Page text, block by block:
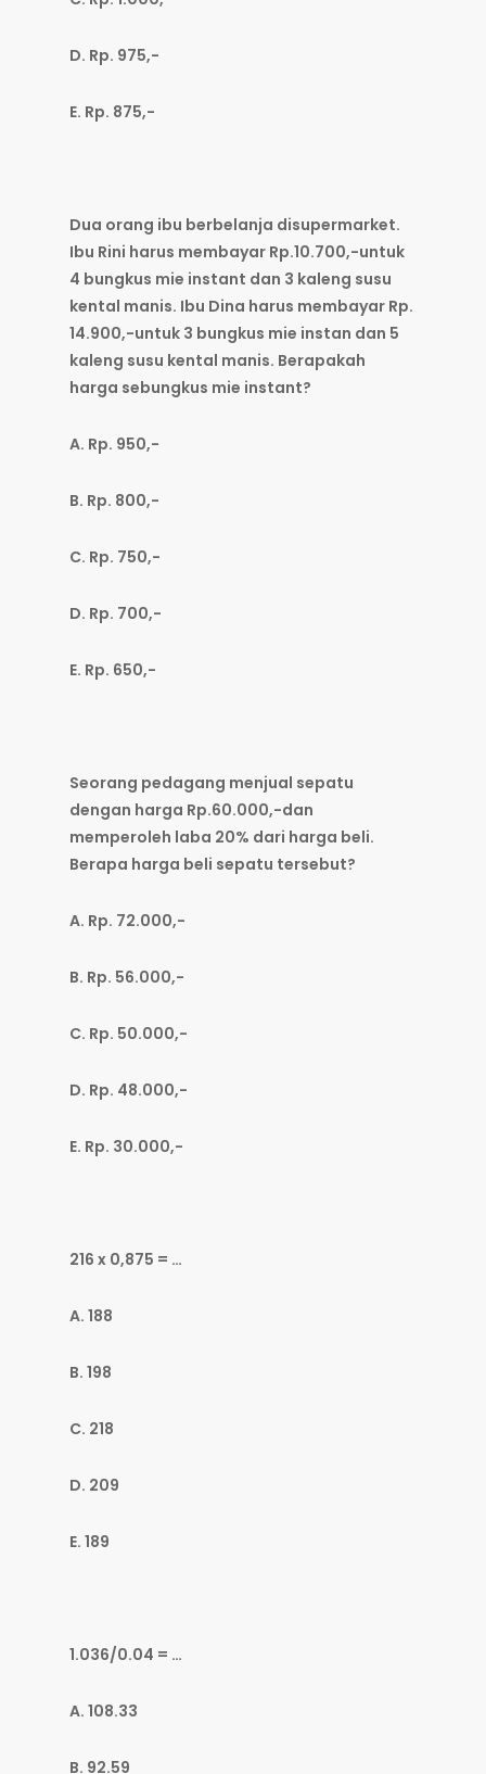
D. Rp. 975,-
E. Rp. 875,-
Dua orang ibu berbelanja disupermarket.
Ibu Rini harus membayar Rp.10.700,-untuk
4 bungkus mie instant dan 3 kaleng susu
kental manis. Ibu Dina harus membayar Rp.
14.900,-untuk 3 bungkus mie instan dan 5
kaleng susu kental manis. Berapakah
harga sebungkus mie instant?
A. Rp. 950,-
B. Rp. 800,-
C. Rp. 750,-
D. Rp. 700,-
E. Rp. 650,-
Seorang pedagang menjual sepatu
dengan harga Rp.60.000,-dan
memperoleh laba 20% dari harga beli.
Berapa harga beli sepatu tersebut?
A. Rp. 72.000,-
B. Rp. 56.000,-
C. Rp. 50.000,-
D. Rp. 48.000,-
E. Rp. 30.000,-
216 x 0,875 = …
A. 188
B. 198
C. 218
D. 209
E. 189
1.036/0.04 = …
A. 108.33
B. 92.59